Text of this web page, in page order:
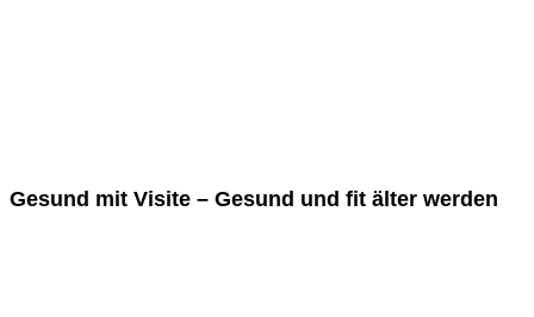
Gesund mit Visite – Gesund und fit älter werden